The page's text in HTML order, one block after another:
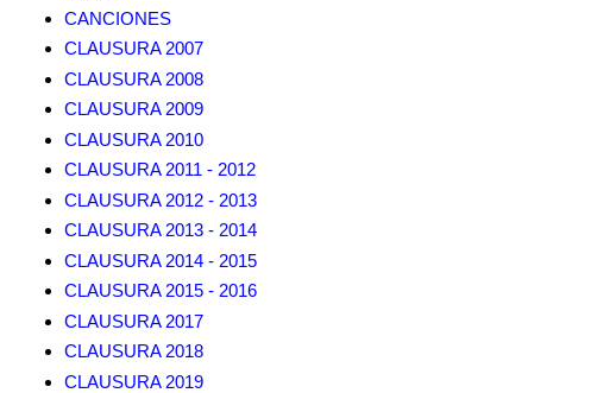
CANCIONES
CLAUSURA 2007
CLAUSURA 2008
CLAUSURA 2009
CLAUSURA 2010
CLAUSURA 2011 - 2012
CLAUSURA 2012 - 2013
CLAUSURA 2013 - 2014
CLAUSURA 2014 - 2015
CLAUSURA 2015 - 2016
CLAUSURA 2017
CLAUSURA 2018
CLAUSURA 2019